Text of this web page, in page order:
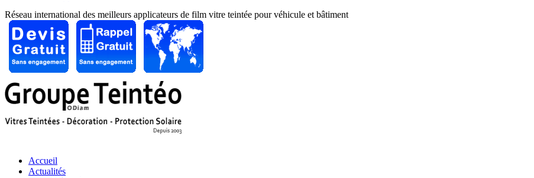
Réseau international des meilleurs applicateurs de film vitre teintée pour véhicule et bâtiment
Accueil
Actualités